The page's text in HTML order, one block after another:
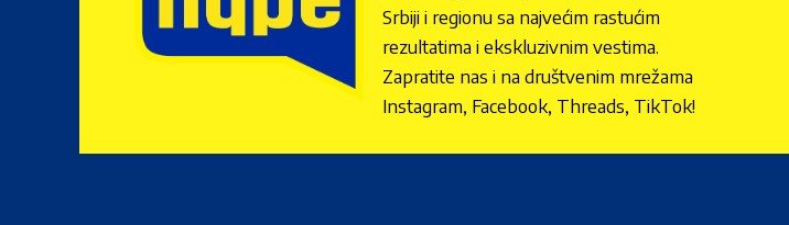
Srbiji i regionu sa najvećim rastućim
rezultatima i ekskluzivnim vestima.
Zapratite nas i na društvenim mrežama
Instagram, Facebook, Threads, TikTok!